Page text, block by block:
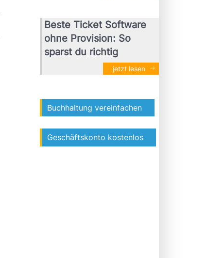
Beste Ticket Software
ohne Provision: So
sparst du richtig
jetzt lesen
Buchhaltung vereinfachen
Geschäftskonto kostenlos